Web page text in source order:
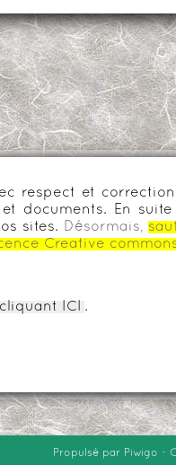
respect et
documents. En
sites.
Désormais,
Creative
ICI .
Propulsé par Piwigo -